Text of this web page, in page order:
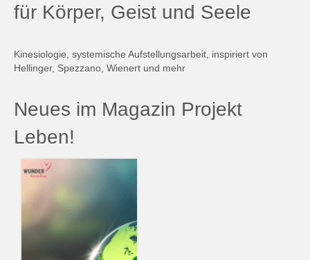
für Körper, Geist und Seele
Kinesiologie, systemische Aufstellungsarbeit, inspiriert von
Hellinger, Spezzano, Wienert und mehr
Neues im Magazin Projekt
Leben!